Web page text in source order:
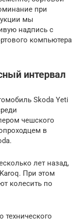
при
мы
надпись с
компьютера
интервал
Skoda Yeti
чешского
в
лет назад,
При этом
колесить по